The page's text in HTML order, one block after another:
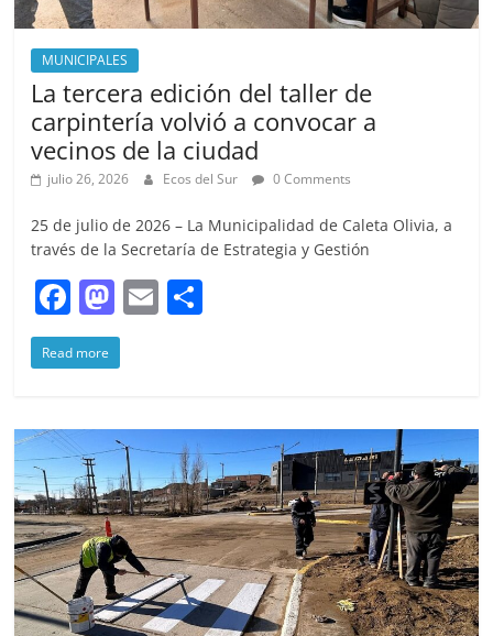
MUNICIPALES
La tercera edición del taller de
carpintería volvió a convocar a
vecinos de la ciudad
julio 26, 2026 Ecos del Sur 0 Comments
25 de julio de 2026 – La Municipalidad de Caleta Olivia, a
través de la Secretaría de Estrategia y Gestión
F
a
c
b
o
o
k
M
a
st
d
o
n
E
Read more